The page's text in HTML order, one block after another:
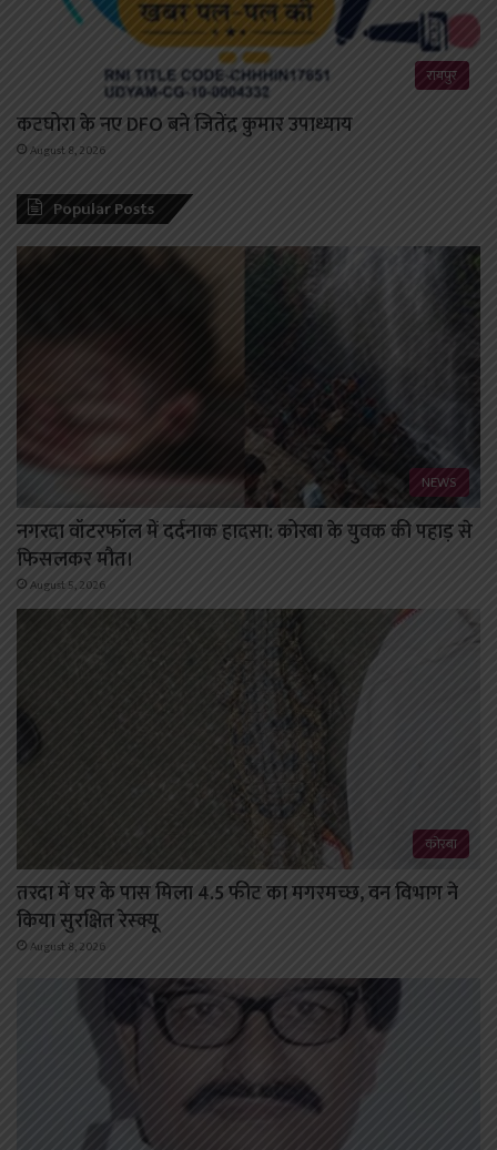
रायपुर
कटघोरा के नए DFO बने जितेंद्र कुमार उपाध्याय
August 8, 2026
Popular Posts
NEWS
नगरदा वॉटरफॉल में दर्दनाक हादसा: कोरबा के युवक की पहाड़ से
फिसलकर मौत।
August 5, 2026
कोरबा
तरदा में घर के पास मिला 4.5 फीट का मगरमच्छ, वन विभाग ने
किया सुरक्षित रेस्क्यू
August 8, 2026